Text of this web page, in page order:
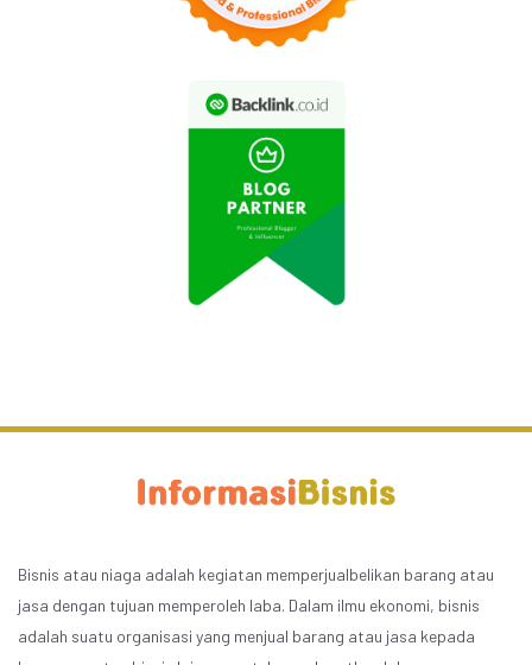
Bisnis atau niaga adalah kegiatan memperjualbelikan barang atau
jasa dengan tujuan memperoleh laba. Dalam ilmu ekonomi, bisnis
adalah suatu organisasi yang menjual barang atau jasa kepada